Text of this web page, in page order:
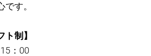
す。
ト制】
：00